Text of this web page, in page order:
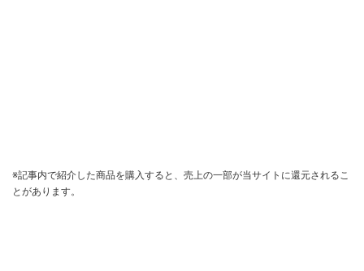
※記事内で紹介した商品を購入すると、売上の一部が当サイトに還元されるこ
とがあります。